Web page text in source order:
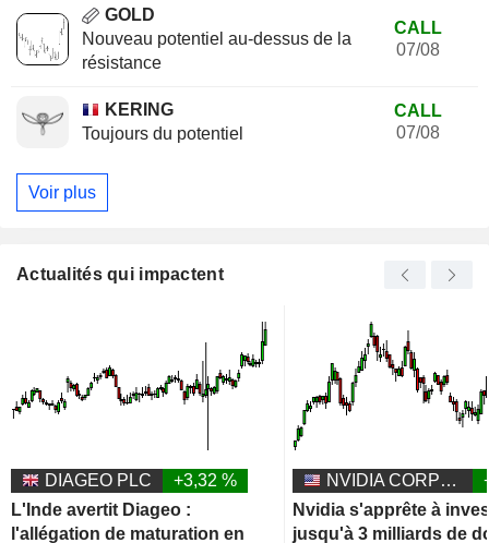
GOLD
Nouveau potentiel au-dessus de la
résistance
CALL
07/08
KERING
Toujours du potentiel
CALL
07/08
Voir plus
Actualités qui impactent
DIAGEO PLC
+3,32 %
L'Inde avertit Diageo :
l'allégation de maturation en
NVIDIA CORPORATION
Nvidia s'apprête à
jusqu'à 3 milliards de